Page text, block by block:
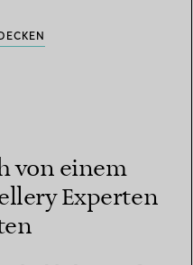
von einem
Experten